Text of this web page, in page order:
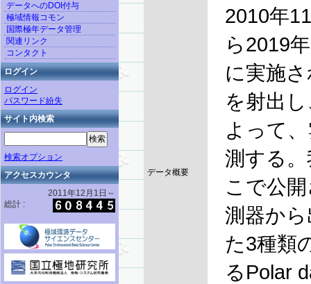
データへのDOI付与
極域情報コモン
国際極年データ管理
関連リンク
コンタクト
ログイン
ログイン
パスワード紛失
サイト内検索
検索オプション
アクセスカウンタ
2011年12月1日～
総計 :
データ概要
2010年
ら2019
に実施
を射出
よって
測する
こで公
測器か
た3種類
るPolar